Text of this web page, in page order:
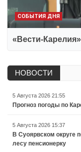
СОБЫТИЯ ДНЯ
«Вести-
НОВОСТИ
5 Августа 2026 21:55
Прогноз погоды по
5 Августа 2026 15:37
В Суоярвском округе
лесу пенсионерку